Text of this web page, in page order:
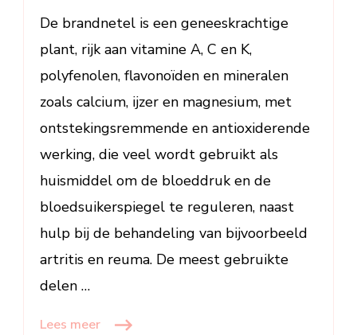
maak
je
De brandnetel is een geneeskrachtige
plant, rijk aan vitamine A, C en K,
polyfenolen, flavonoïden en mineralen
zoals calcium, ijzer en magnesium, met
ontstekingsremmende en antioxiderende
werking, die veel wordt gebruikt als
huismiddel om de bloeddruk en de
bloedsuikerspiegel te reguleren, naast
hulp bij de behandeling van bijvoorbeeld
artritis en reuma. De meest gebruikte
delen …
Lees meer